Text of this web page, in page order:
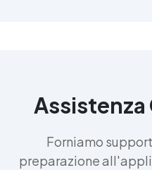
Forniamo
preparazione